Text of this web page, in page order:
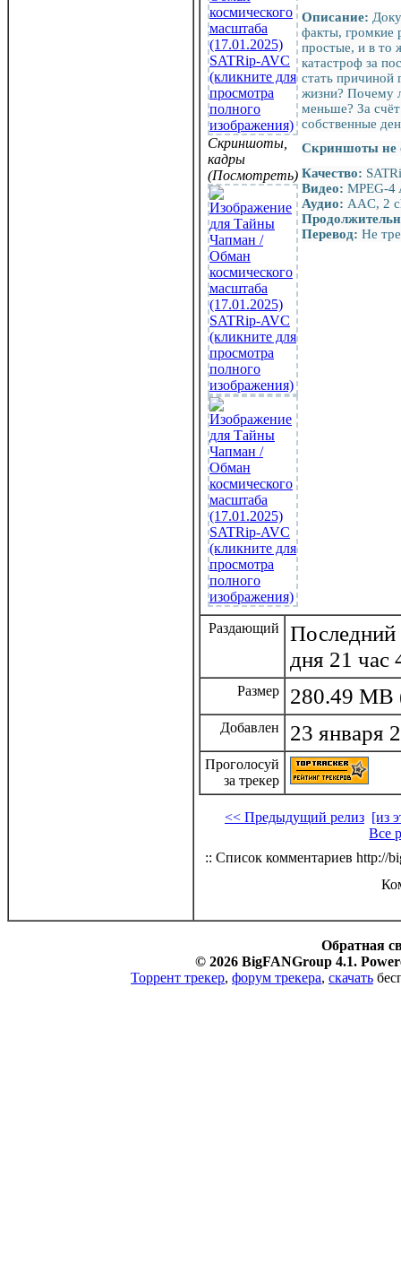
Скриншоты,
кадры
(Посмотреть)
Описание:
факты, громкие
простые, и в то
катастроф за
стать причиной
жизни? Почему
меньше? За
собственные
Скриншоты не
Качество:
Видео: MPEG-4
Аудио: AAC, 2
Перевод: Не
Раздающий
Последний
дня 21 час
Размер 280.49 MB
Добавлен 23 января
Проголосуй
за трекер
<< Предыдущий релиз [из
Все
:: Список комментариев http://
Обратная
© 2026 BigFANGroup 4.1.
Торрент трекер, форум трекера, скачать